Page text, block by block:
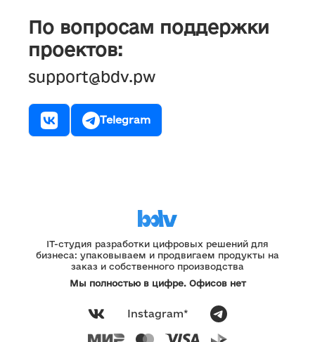
По вопросам поддержки
проектов:
support@bdv.pw
Telegram
IT-студия разработки цифровых решений для
бизнеса: упаковываем и продвигаем продукты на
заказ и собственного производства
Мы полностью в цифре. Офисов нет
Instagram*